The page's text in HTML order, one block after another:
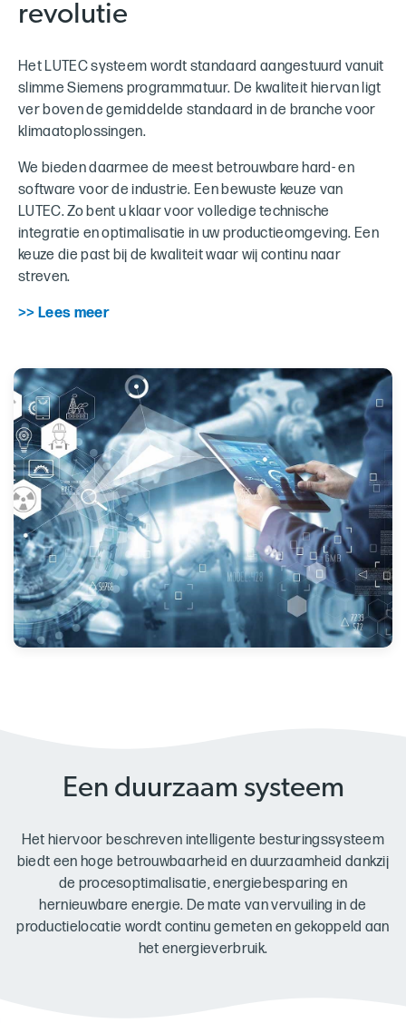
revolutie
Het LUTEC systeem wordt standaard aangestuurd vanuit
slimme Siemens programmatuur. De kwaliteit hiervan ligt
ver boven de gemiddelde standaard in de branche voor
klimaatoplossingen.
We bieden daarmee de meest betrouwbare hard- en
software voor de industrie. Een bewuste keuze van
LUTEC. Zo bent u klaar voor volledige technische
integratie en optimalisatie in uw productieomgeving. Een
keuze die past bij de kwaliteit waar wij continu naar
streven.
>> Lees meer
Een duurzaam systeem
Het hiervoor beschreven intelligente besturingssysteem
biedt een hoge betrouwbaarheid en duurzaamheid dankzij
de procesoptimalisatie, energiebesparing en
hernieuwbare energie. De mate van vervuiling in de
productielocatie wordt continu gemeten en gekoppeld aan
het energieverbruik.